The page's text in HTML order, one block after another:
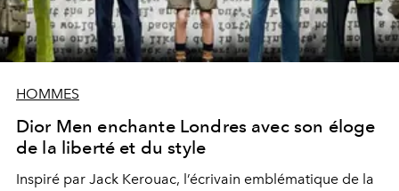
HOMMES
Dior Men enchante Londres avec son éloge
de la liberté et du style
Inspiré par Jack Kerouac, l’écrivain emblématique de la